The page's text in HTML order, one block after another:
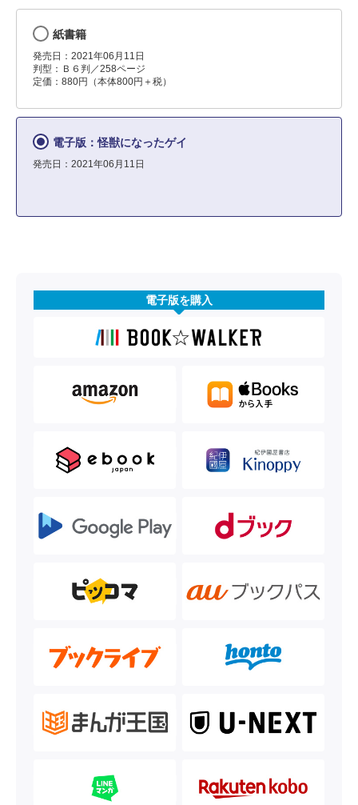
紙書籍
発売日：2021年06月11日
判型：Ｂ６判／258ページ
定価：880円（本体800円＋税）
電子版：怪獣になったゲイ
発売日：2021年06月11日
電子版を購入